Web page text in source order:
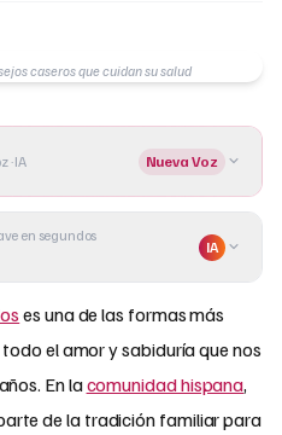
caseros que cuidan su salud
· IA Nueva Voz
en segundos
IA
es una de las formas más
el amor y sabiduría que nos
En lacomunidad hispana,
de la tradición familiar para